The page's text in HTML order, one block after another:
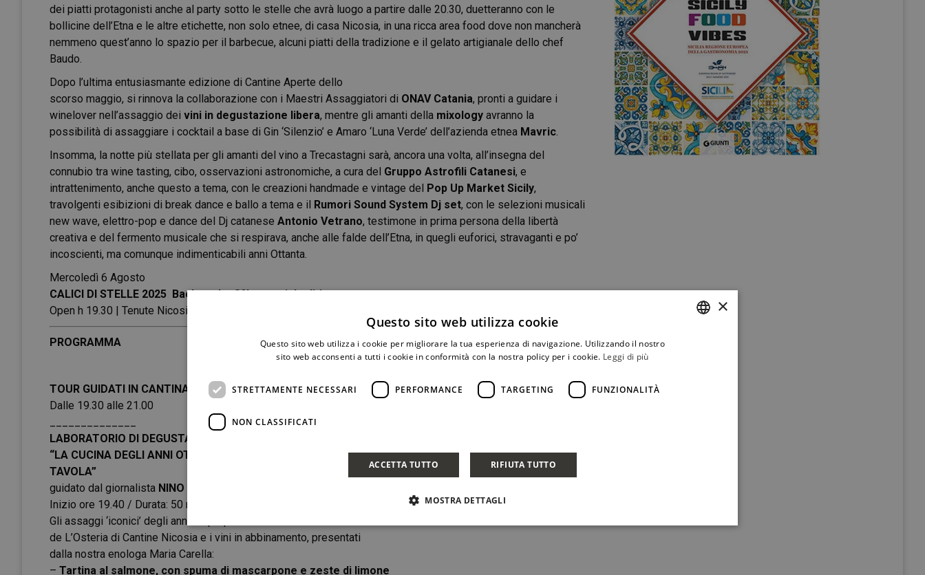
dei piatti protagonisti anche al party sotto le stelle che avrà luogo a partire dalle 20.30, duetteranno con le
bollicine dell’Etna e le altre etichette, non solo etnee, di casa Nicosia, in una ricca area food dove non mancherà
nemmeno quest’anno lo spazio per il barbecue, alcuni piatti della tradizione e il gelato artigianale dello chef
Baudo.
Dopo l’ultima entusiasmante edizione di Cantine Aperte dello
scorso maggio, si rinnova la collaborazione con i Maestri Assaggiatori di ONAV Catania, pronti a guidare i
winelover nell’assaggio dei vini in degustazione libera, mentre gli amanti della mixology avranno la
possibilità di assaggiare i cocktail a base di Gin ‘Silenzio’ e Amaro ‘Luna Verde’ dell’azienda etnea Mavric.
Insomma, la notte più stellata per gli amanti del vino a Trecastagni sarà, ancora una volta, all’insegna del
connubio tra wine tasting, cibo, osservazioni astronomiche, a cura del Gruppo Astrofili Catanesi, e
intrattenimento, anche questo a tema, con le creazioni handmade e vintage del Pop Up Market Sicily,
travolgenti esibizioni di break dance e ballo a tema e il Rumori Sound System Dj set, con le selezioni musicali
new wave, elettro-pop e dance del Dj catanese Antonio Vetrano, testimone in prima persona della libertà
creativa e del fermento musicale che si respirava, anche alle falde dell’Etna, in quegli euforici, stravaganti e po’
incoscienti, ma comunque indimenticabili anni Ottanta.
Mercoledì 6 Agosto
CALICI DI STELLE 2025 Back to the 80’s special edition
Open h 19.30 | Tenute Nicosia, Trecastagni (CT)
PROGRAMMA
TOUR GUIDATI IN CANTINA
Dalle 19.30 alle 21.00
LABORATORIO DI DEGUSTAZIONE*
“LA CUCINA DEGLI ANNI OTTANTA: EDONISMO E PIACERI A
TAVOLA”
guidato dal giornalista NINO AIELLO
Inizio ore 19.40 / Durata: 50 minuti ca.
Gli assaggi ‘iconici’ degli anni 80 preparati dallo Chef Salvo Baudo
de L’Osteria di Cantine Nicosia e i vini in abbinamento, presentati
dalla nostra enologa Maria Carella:
– Tartina al salmone, con spuma di mascarpone e zeste di limone
×
Questo sito web utilizza cookie
Questo sito web utilizza i cookie per migliorare la tua esperienza di navigazione. Utilizzando il nostro
sito web acconsenti a tutti i cookie in conformità con la nostra policy per i cookie. Leggi di più
STRETTAMENTE NECESSARI PERFORMANCE TARGETING FUNZIONALITÀ
NON CLASSIFICATI
ACCETTA TUTTO RIFIUTA TUTTO
MOSTRA DETTAGLI